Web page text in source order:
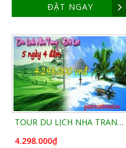
ĐẶT NGAY
TOUR DU LỊCH NHA TRANG - ĐÀ LẠT TẾT TÂN SỬU
4.298.000₫